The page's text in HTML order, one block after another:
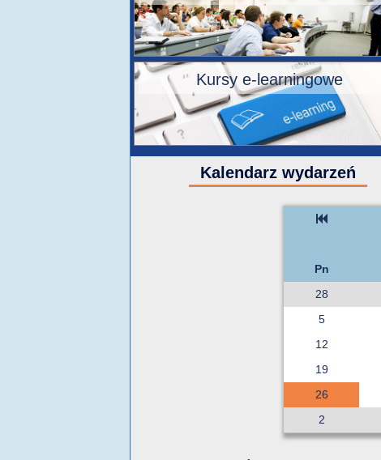
Kursy e-learningowe
Kalendarz wydarzeń
Pn
28
5
12
19
26
2